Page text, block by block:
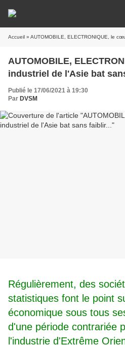
Accueil » AUTOMOBILE, ELECTRONIQUE, le
AUTOMOBILE,
industriel de l'Asie bat
Publié le 17/06/2021 à 19:30
Par DVSM
Régulièrement, des
statistiques font le point
économique sous tous
d'une période contrariée
l'industrie d'Extrême